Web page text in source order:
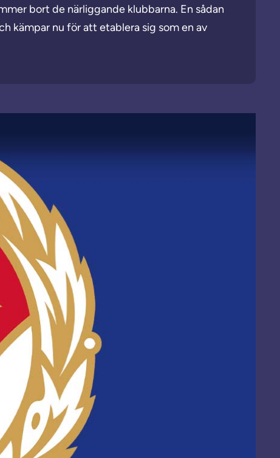
bort de närliggande klubbarna. En sådan
kämpar nu för att etablera sig som en av